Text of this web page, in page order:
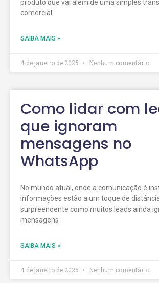
produto que vai além de uma simples
comercial.
SAIBA MAIS »
4 de janeiro de 2025 Nenhum comentário
Como lidar com
que ignoram
mensagens no
WhatsApp
No mundo atual, onde a comunicação é
informações estão a um toque de
surpreendente como muitos leads ainda
mensagens
SAIBA MAIS »
4 de janeiro de 2025 Nenhum comentário